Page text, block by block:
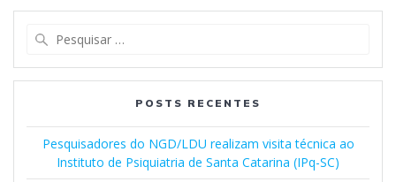
POSTS RECENTES
Pesquisadores do NGD/LDU realizam visita técnica ao
Instituto de Psiquiatria de Santa Catarina (IPq-SC)